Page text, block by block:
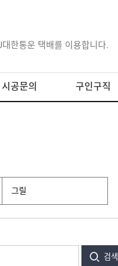
한통운 택배를 이용합니다.
시공문의 구인구직
그릴
검색